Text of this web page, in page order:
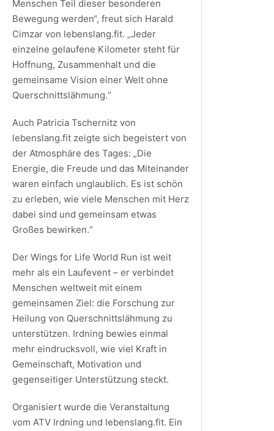
Menschen Teil dieser besonderen
Bewegung werden“, freut sich Harald
Cimzar von lebenslang.fit. „Jeder
einzelne gelaufene Kilometer steht für
Hoffnung, Zusammenhalt und die
gemeinsame Vision einer Welt ohne
Querschnittslähmung.“
Auch Patricia Tschernitz von
lebenslang.fit zeigte sich begeistert von
der Atmosphäre des Tages: „Die
Energie, die Freude und das Miteinander
waren einfach unglaublich. Es ist schön
zu erleben, wie viele Menschen mit Herz
dabei sind und gemeinsam etwas
Großes bewirken.“
Der Wings for Life World Run ist weit
mehr als ein Laufevent – er verbindet
Menschen weltweit mit einem
gemeinsamen Ziel: die Forschung zur
Heilung von Querschnittslähmung zu
unterstützen. Irdning bewies einmal
mehr eindrucksvoll, wie viel Kraft in
Gemeinschaft, Motivation und
gegenseitiger Unterstützung steckt.
Organisiert wurde die Veranstaltung
vom ATV Irdning und lebenslang.fit. Ein